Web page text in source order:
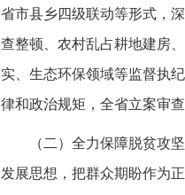
省市县乡四级联动等形式，
查整顿、农村乱占耕地建房
实、生态环保领域等监督执
律和政治规矩，全省立案审
（二）全力保障脱贫攻
发展思想，把群众期盼作为